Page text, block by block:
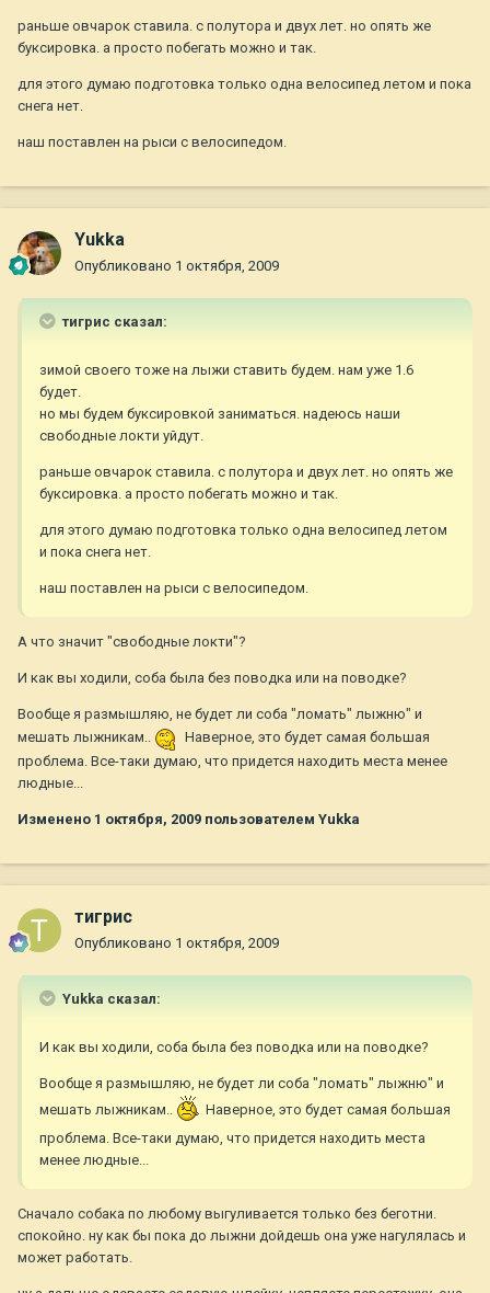
раньше овчарок ставила. с полутора и двух лет. но опять же
буксировка. а просто побегать можно и так.
для этого думаю подготовка только одна велосипед летом и пока
снега нет.
наш поставлен на рыси с велосипедом.
Yukka
Опубликовано 1 октября, 2009
тигрис сказал:
зимой своего тоже на лыжи ставить будем. нам уже 1.6
будет.
но мы будем буксировкой заниматься. надеюсь наши
свободные локти уйдут.
раньше овчарок ставила. с полутора и двух лет. но опять же
буксировка. а просто побегать можно и так.
для этого думаю подготовка только одна велосипед летом
и пока снега нет.
наш поставлен на рыси с велосипедом.
А что значит "свободные локти"?
И как вы ходили, соба была без поводка или на поводке?
Вообще я размышляю, не будет ли соба "ломать" лыжню" и
мешать лыжникам..
Наверное, это будет самая большая
проблема. Все-таки думаю, что придется находить места менее
людные...
Изменено 1 октября, 2009 пользователем Yukka
тигрис
Опубликовано 1 октября, 2009
Yukka сказал:
И как вы ходили, соба была без поводка или на поводке?
Вообще я размышляю, не будет ли соба "ломать" лыжню" и
мешать лыжникам..
Наверное, это будет самая большая
проблема. Все-таки думаю, что придется находить места
менее людные...
Сначало собака по любому выгуливается только без беготни.
спокойно. ну как бы пока до лыжни дойдешь она уже нагулялась и
может работать.